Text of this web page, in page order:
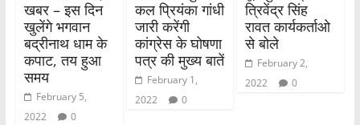
खबर – इस दिन
खुलेंगे भगवान
बद्रीनाथ धाम के
कपाट, तय हुआ
समय
February 5,
2022
0
कल प्रियंका गांधी
जारी करेंगी
कांग्रेस के घोषणा
पत्र की मुख्य बातें
February 1,
2022
0
त्रिवेंद्र सिंह
रावत कार्यकर्ताओ
से बोले
February 2,
2022
0